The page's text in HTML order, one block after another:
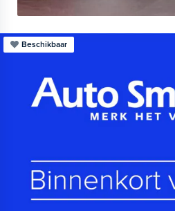
Beschikbaar